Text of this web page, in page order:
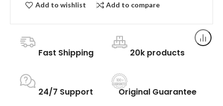
Add to wishlist Add to compare
Fast Shipping 20k products
24/7 Support Original Guarantee